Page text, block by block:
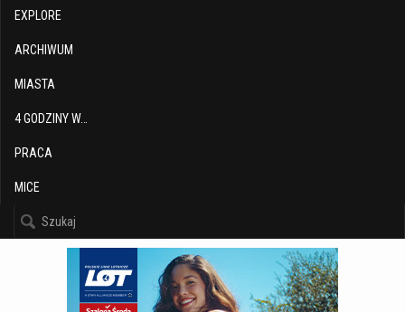
EXPLORE
ARCHIWUM
MIASTA
4 GODZINY W…
PRACA
MICE